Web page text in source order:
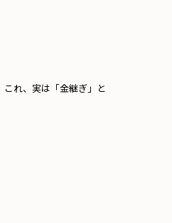
れ、実は「金継ぎ」と